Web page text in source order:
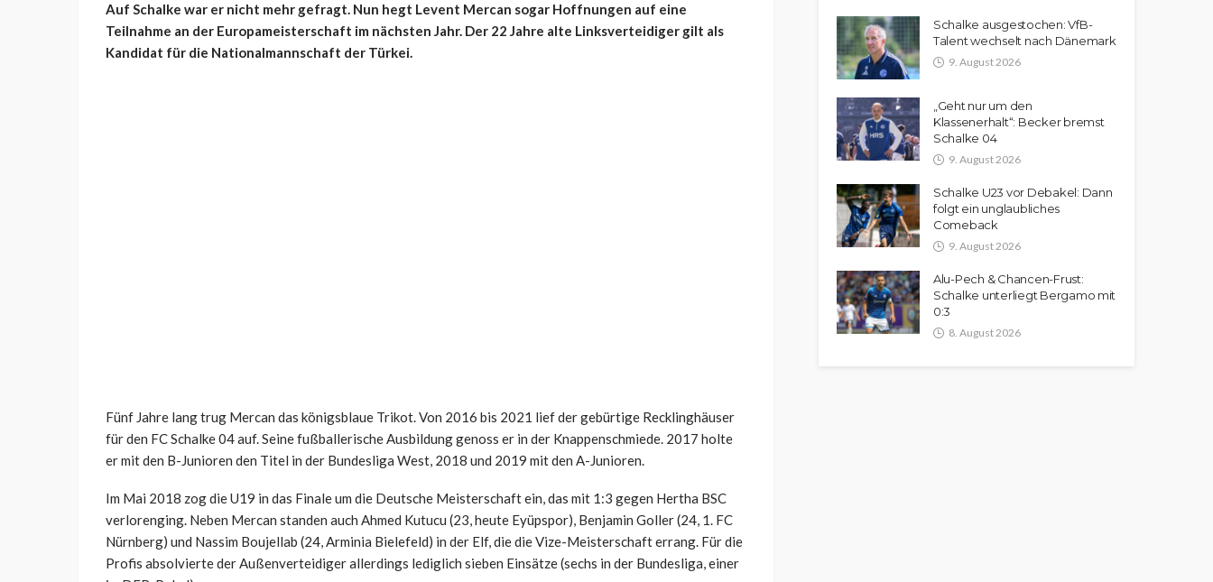
Auf Schalke war er nicht mehr gefragt. Nun hegt Levent Mercan sogar Hoffnungen auf eine
Teilnahme an der Europameisterschaft im nächsten Jahr. Der 22 Jahre alte Linksverteidiger gilt als
Kandidat für die Nationalmannschaft der Türkei.
Fünf Jahre lang trug Mercan das königsblaue Trikot. Von 2016 bis 2021 lief der gebürtige Recklinghäuser
für den FC Schalke 04 auf. Seine fußballerische Ausbildung genoss er in der Knappenschmiede. 2017 holte
er mit den B-Junioren den Titel in der Bundesliga West, 2018 und 2019 mit den A-Junioren.
Im Mai 2018 zog die U19 in das Finale um die Deutsche Meisterschaft ein, das mit 1:3 gegen Hertha BSC
verlorenging. Neben Mercan standen auch Ahmed Kutucu (23, heute Eyüpspor), Benjamin Goller (24, 1. FC
Nürnberg) und Nassim Boujellab (24, Arminia Bielefeld) in der Elf, die die Vize-Meisterschaft errang. Für die
Profis absolvierte der Außenverteidiger allerdings lediglich sieben Einsätze (sechs in der Bundesliga, einer
Schalke ausgestochen: VfB-
Talent wechselt nach Dänemark
9. August 2026
„Geht nur um den
Klassenerhalt“: Becker bremst
Schalke 04
9. August 2026
Schalke U23 vor Debakel: Dann
folgt ein unglaubliches
Comeback
9. August 2026
Alu-Pech & Chancen-Frust:
Schalke unterliegt Bergamo mit
0:3
8. August 2026